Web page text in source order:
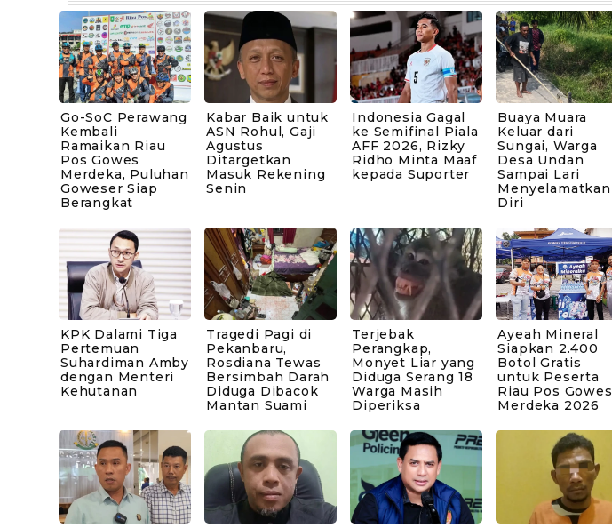
Go-SoC Perawang
Kembali
Ramaikan Riau
Pos Gowes
Merdeka, Puluhan
Goweser Siap
Berangkat
Kabar Baik untuk
ASN Rohul, Gaji
Agustus
Ditargetkan
Masuk Rekening
Senin
Indonesia Gagal
ke Semifinal Piala
AFF 2026, Rizky
Ridho Minta Maaf
kepada Suporter
Buaya Muara
Keluar dari
Sungai, Warga
Desa Undan
Sampai Lari
Menyelamatkan
Diri
KPK Dalami Tiga
Pertemuan
Suhardiman Amby
dengan Menteri
Kehutanan
Tragedi Pagi di
Pekanbaru,
Rosdiana Tewas
Bersimbah Darah
Diduga Dibacok
Mantan Suami
Terjebak
Perangkap,
Monyet Liar yang
Diduga Serang 18
Warga Masih
Diperiksa
Ayeah Mineral
Siapkan 2.400
Botol Gratis
untuk Peserta
Riau Pos Gowes
Merdeka 2026